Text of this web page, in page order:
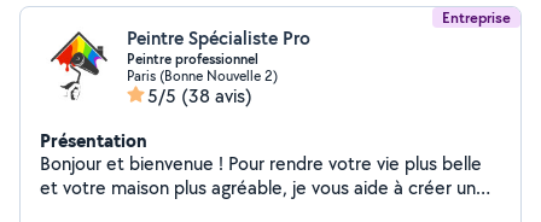
Entreprise
Peintre Spécialiste Pro
Peintre professionnel
Paris (Bonne Nouvelle 2)
5/5 (38 avis)
Présentation
Bonjour et bienvenue ! Pour rendre votre vie plus belle
et votre maison plus agréable, je vous aide à créer un